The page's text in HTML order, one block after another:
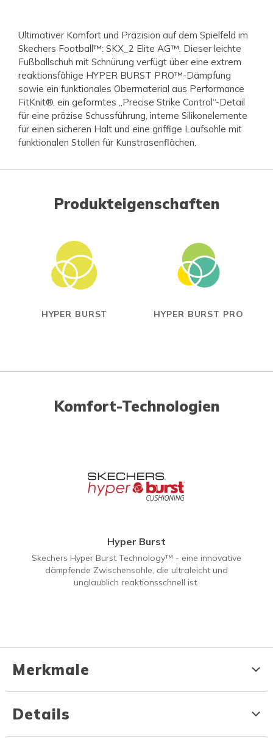
Ultimativer Komfort und Präzision auf dem Spielfeld im
Skechers Football™: SKX_2 Elite AG™. Dieser leichte
Fußballschuh mit Schnürung verfügt über eine extrem
reaktionsfähige HYPER BURST PRO™-Dämpfung
sowie ein funktionales Obermaterial aus Performance
FitKnit®, ein geformtes „Precise Strike Control“-Detail
für eine präzise Schussführung, interne Silikonelemente
für einen sicheren Halt und eine griffige Laufsohle mit
funktionalen Stollen für Kunstrasenflächen.
Produkteigenschaften
HYPER BURST HYPER BURST PRO
Komfort-Technologien
Hyper Burst
Skechers Hyper Burst Technology™ - eine innovative
dämpfende Zwischensohle, die ultraleicht und
unglaublich reaktionsschnell ist.
Merkmale
Details